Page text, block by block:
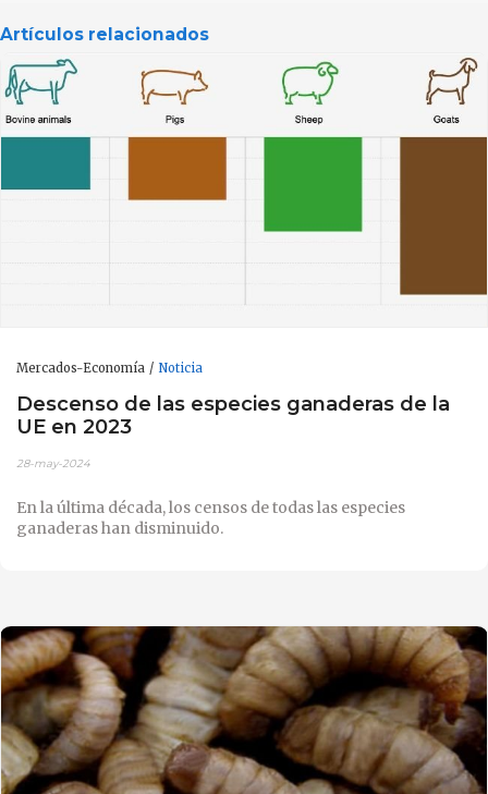
Artículos relacionados
Mercados-Economía Noticia
Descenso de las especies ganaderas de la
UE en 2023
28-may-2024
En la última década, los censos de todas las especies
ganaderas han disminuido.